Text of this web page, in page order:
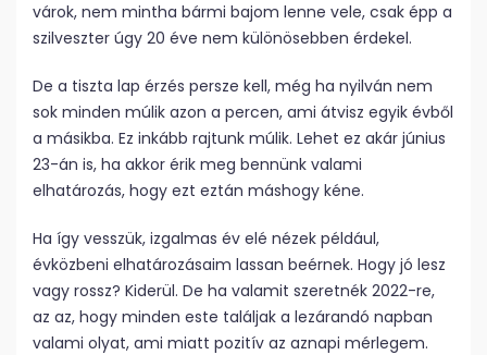
várok, nem mintha bármi bajom lenne vele, csak épp a
szilveszter úgy 20 éve nem különösebben érdekel.
De a tiszta lap érzés persze kell, még ha nyilván nem
sok minden múlik azon a percen, ami átvisz egyik évből
a másikba. Ez inkább rajtunk múlik. Lehet ez akár június
23-án is, ha akkor érik meg bennünk valami
elhatározás, hogy ezt eztán máshogy kéne.
Ha így vesszük, izgalmas év elé nézek például,
évközbeni elhatározásaim lassan beérnek. Hogy jó lesz
vagy rossz? Kiderül. De ha valamit szeretnék 2022-re,
az az, hogy minden este találjak a lezárandó napban
valami olyat, ami miatt pozitív az aznapi mérlegem.